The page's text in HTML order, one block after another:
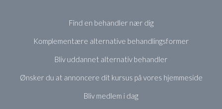
Find en behandler nær dig
Komplementære alternative behandlingsformer
Bliv uddannet alternativ behandler
Ønsker du at annoncere dit kursus på vores hjemmeside
Bliv medlem i dag